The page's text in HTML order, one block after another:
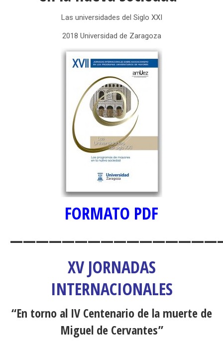
Las universidades del Siglo XXI
2018 Universidad de Zaragoza
FORMATO PDF
XV JORNADAS
INTERNACIONALES
“En torno al IV Centenario de la muerte de
Miguel de Cervantes”